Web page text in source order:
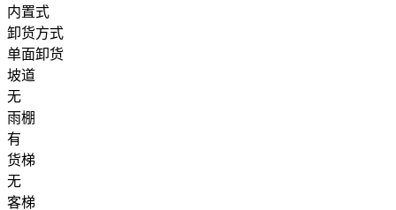
内置式
卸货方式
单面卸货
坡道
无
雨棚
有
货梯
无
客梯